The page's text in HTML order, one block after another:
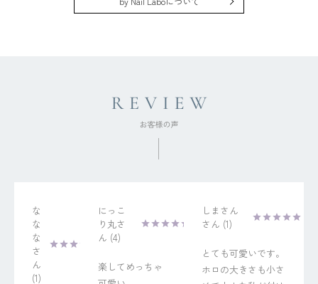
な
な
な
1
にっこ
り丸
4
楽してめっちゃ
しまさん
1
とても可愛いです。
ホロの大きさも小さ